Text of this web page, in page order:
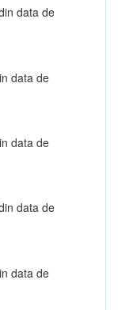
data de
data de
data de
data de
data de